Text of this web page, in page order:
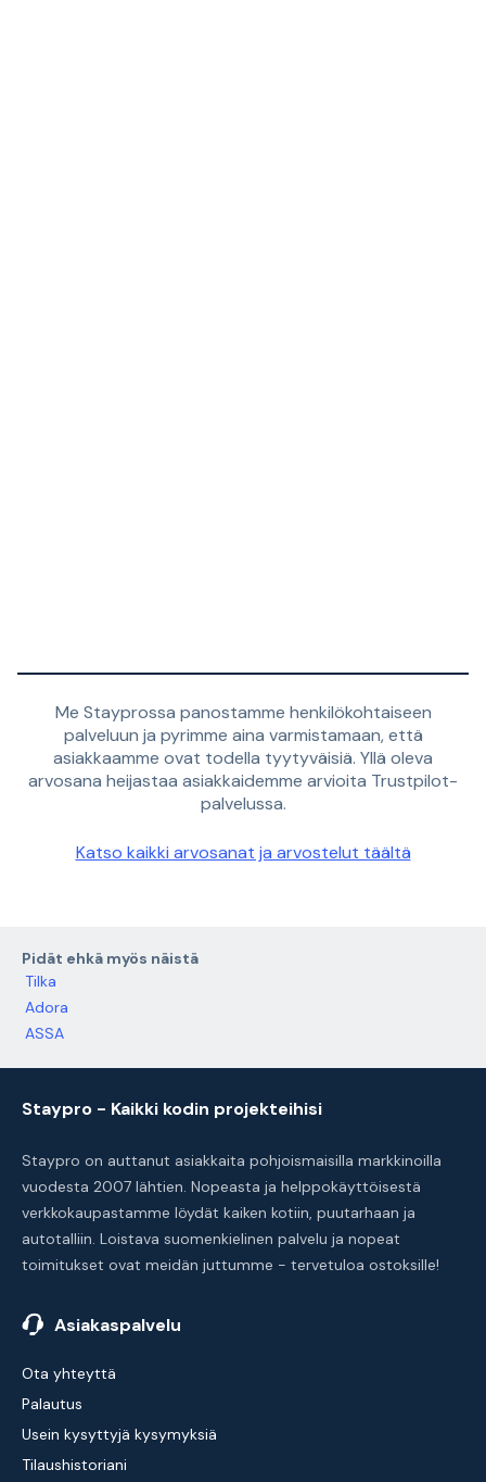
Me Stayprossa panostamme henkilökohtaiseen
palveluun ja pyrimme aina varmistamaan, että
asiakkaamme ovat todella tyytyväisiä. Yllä oleva
arvosana heijastaa asiakkaidemme arvioita Trustpilot-
palvelussa.
Katso kaikki arvosanat ja arvostelut täältä
Pidät ehkä myös näistä
Tilka
Adora
ASSA
Staypro - Kaikki kodin projekteihisi
Staypro on auttanut asiakkaita pohjoismaisilla markkinoilla
vuodesta 2007 lähtien. Nopeasta ja helppokäyttöisestä
verkkokaupastamme löydät kaiken kotiin, puutarhaan ja
autotalliin. Loistava suomenkielinen palvelu ja nopeat
toimitukset ovat meidän juttumme - tervetuloa ostoksille!
Asiakaspalvelu
Ota yhteyttä
Palautus
Usein kysyttyjä kysymyksiä
Tilaushistoriani